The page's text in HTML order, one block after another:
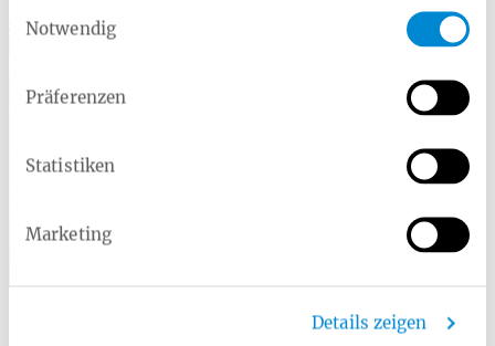
Notwendig
Präferenzen
Statistiken
Marketing
Details zeigen